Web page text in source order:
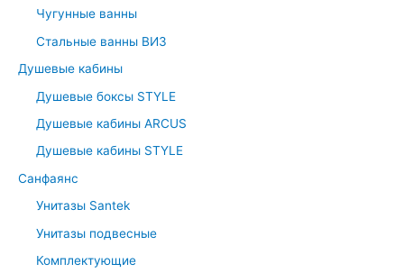
Чугунные ванны
Стальные ванны ВИЗ
Душевые кабины
Душевые боксы STYLE
Душевые кабины ARCUS
Душевые кабины STYLE
Санфаянс
Унитазы Santek
Унитазы подвесные
Комплектующие